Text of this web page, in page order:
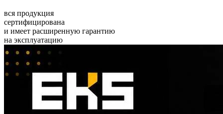
вся продукция
сертифицирована
и имеет расширенную гарантию
на эксплуатацию